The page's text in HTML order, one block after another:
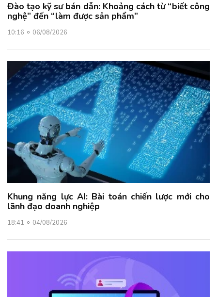
Đào tạo kỹ sư bán dẫn: Khoảng cách từ “biết công
nghệ” đến “làm được sản phẩm”
10:16 06/08/2026
Khung năng lực AI: Bài toán chiến lược mới cho
lãnh đạo doanh nghiệp
18:41 04/08/2026